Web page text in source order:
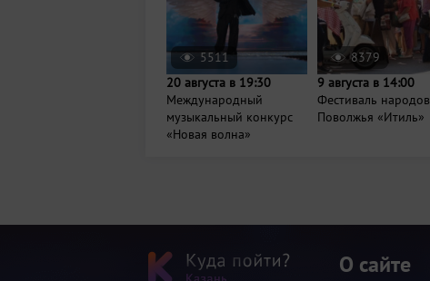
5511
20 августа в 19:30
Международный
музыкальный конкурс
«Новая волна»
8379
9 августа в 14:00
Фестиваль народов
Поволжья «Итиль»
О сайте